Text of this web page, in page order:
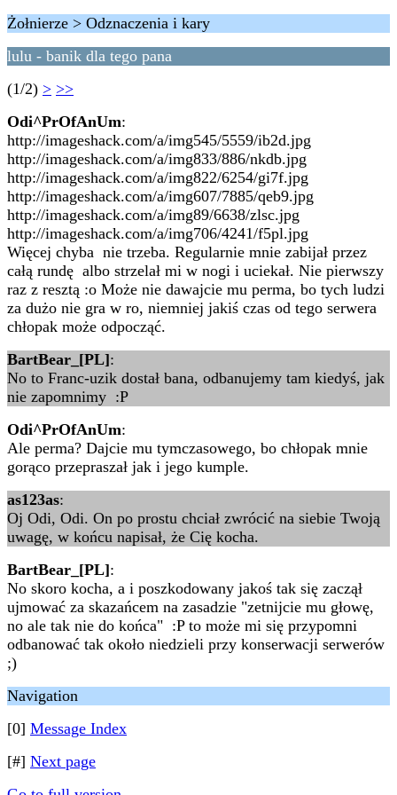
Żołnierze > Odznaczenia i kary
lulu - banik dla tego pana
(1/2) > >>
Odi^PrOfAnUm:
http://imageshack.com/a/img545/5559/ib2d.jpg
http://imageshack.com/a/img833/886/nkdb.jpg
http://imageshack.com/a/img822/6254/gi7f.jpg
http://imageshack.com/a/img607/7885/qeb9.jpg
http://imageshack.com/a/img89/6638/zlsc.jpg
http://imageshack.com/a/img706/4241/f5pl.jpg
Więcej chyba nie trzeba. Regularnie mnie zabijał przez
całą rundę albo strzelał mi w nogi i uciekał. Nie pierwszy
raz z resztą :o Może nie dawajcie mu perma, bo tych ludzi
za dużo nie gra w ro, niemniej jakiś czas od tego serwera
chłopak może odpocząć.
BartBear_[PL]:
No to Franc-uzik dostał bana, odbanujemy tam kiedyś, jak
nie zapomnimy :P
Odi^PrOfAnUm:
Ale perma? Dajcie mu tymczasowego, bo chłopak mnie
gorąco przepraszał jak i jego kumple.
as123as:
Oj Odi, Odi. On po prostu chciał zwrócić na siebie Twoją
uwagę, w końcu napisał, że Cię kocha.
BartBear_[PL]:
No skoro kocha, a i poszkodowany jakoś tak się zaczął
ujmować za skazańcem na zasadzie "zetnijcie mu głowę,
no ale tak nie do końca" :P to może mi się przypomni
odbanować tak około niedzieli przy konserwacji serwerów
;)
Navigation
[0] Message Index
[#] Next page